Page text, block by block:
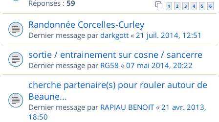
Réponses : 59 1 2 3 4 5 6
Randonnée Corcelles-Curley
Dernier message par darkgott « 21 juil. 2014, 12:51
sortie / entrainement sur cosne / sancerre
Dernier message par RG58 « 07 mai 2014, 20:22
cherche partenaire(s) pour rouler autour de
Beaune...
Dernier message par RAPIAU BENOIT« 21 avr. 2013,
18:50